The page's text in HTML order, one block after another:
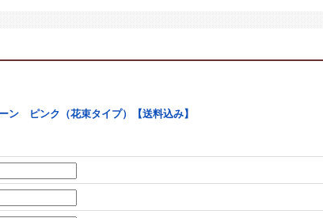
ピンク（花束タイプ）【送料込み】